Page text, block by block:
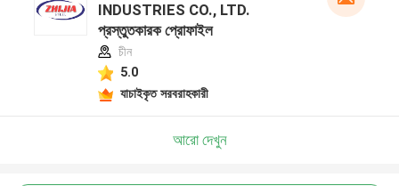
INDUSTRIES CO., LTD.
প্রস্তুতকারক প্রোফাইল
চীন
5.0
যাচাইকৃত সরবরাহকারী
আরো দেখুন